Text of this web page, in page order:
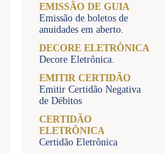
EMISSÃO DE GUIA
Emissão de boletos de
anuidades em aberto.
DECORE ELETRÔNICA
Decore Eletrônica.
EMITIR CERTIDÃO
Emitir Certidão Negativa
de Débitos
CERTIDÃO
ELETRÔNICA
Certidão Eletrônica